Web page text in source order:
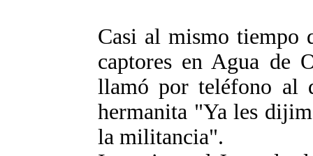
Casi al mismo tiempo
captores en Agua de
llamó por teléfono
hermanita "Ya les
la militancia".